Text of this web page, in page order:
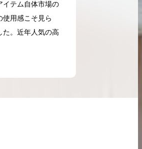
イテム自体市場の
用感こそ見ら
た。近年人気の高